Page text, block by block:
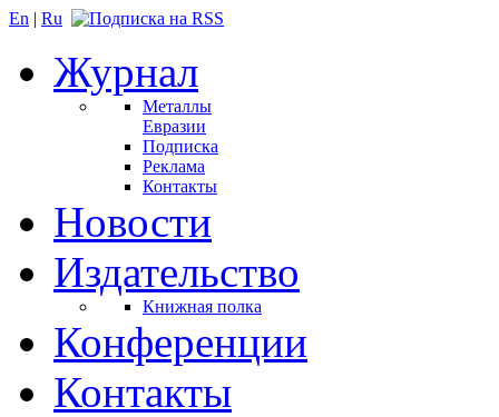
En | Ru
Журнал
Металлы
Евразии
Подписка
Реклама
Контакты
Новости
Издательство
Книжная полка
Конференции
Контакты